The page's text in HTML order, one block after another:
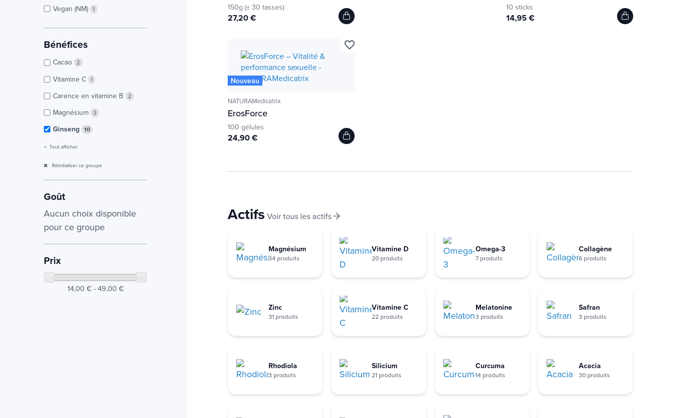
Vegan (NM) 1
Bénéfices
Cacao 2
Vitamine C 1
Carence en vitamine B 2
Magnésium 3
Ginseng 10
Tout afficher
Réinitialiser ce groupe
Goût
Aucun choix disponible
pour ce groupe
Prix
14,00 € - 49,00 €
150g (± 30 tasses)
27,20 €
10 sticks
14,95 €
Nouveau
NATURAMedicatrix
ErosForce
100 gélules
24,90 €
favorite_border
Actifs Voir tous les actifs
Magnésium
34 produits
Vitamine D
20 produits
Omega-3
7 produits
Collagène
6 produits
Zinc
31 produits
Vitamine C
22 produits
Melatonine
3 produits
Safran
3 produits
Rhodiola
3 produits
Silicium
21 produits
Curcuma
14 produits
Acacia
30 produits